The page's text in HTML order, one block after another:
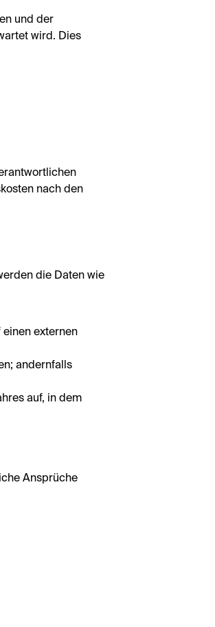
und der
wird. Dies
nach den
die Daten wie
externen
andernfalls
auf, in dem
Ansprüche